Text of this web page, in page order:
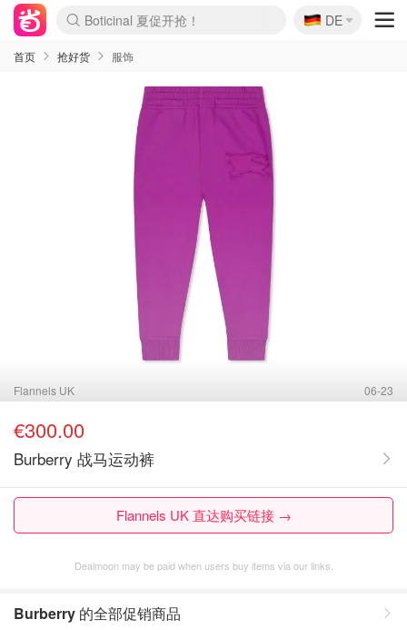
4折！lulu周四疯狂上新
还没结束！&OtherStories大促
Joybuy变相75折 随时失效
速领！Stanley独家85折
疑似霸哥！Camper额外叠85折
Zalando 奥莱闪促！每日更新
Moncler反季囤！5折起+叠9折
Coach Brooklyn仅€192
🇩🇪
DE
首页 抢好货 服饰
Flannels UK 06-23
€300.00
Burberry 战马运动裤
Flannels UK 直达购买链接 →
Dealmoon may be paid when users buy items via our links.
Burberry 的全部促销商品